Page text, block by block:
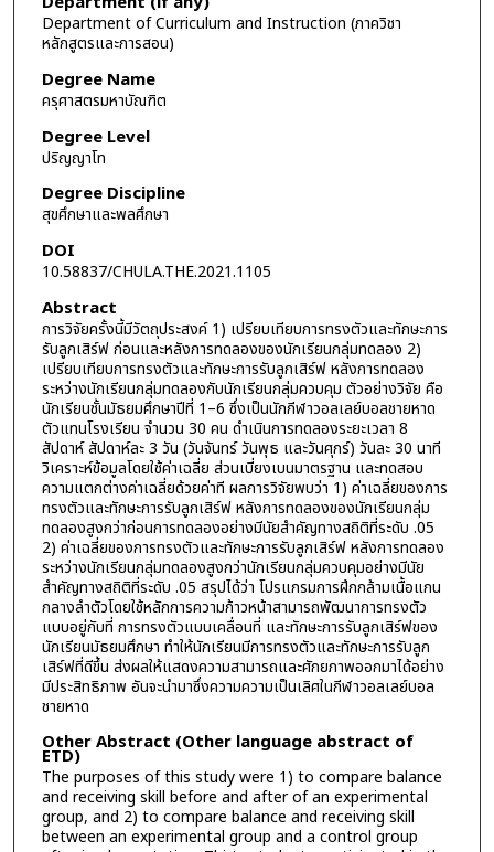
Department of Curriculum and Instruction (ภาควิชา
หลักสูตรและการสอน)
Degree Name
ครุศาสตรมหาบัณฑิต
Degree Level
ปริญญาโท
Degree Discipline
สุขศึกษาและพลศึกษา
DOI
10.58837/CHULA.THE.2021.1105
Abstract
การวิจัยครั้งนี้มีวัตถุประสงค์ 1) เปรียบเทียบการทรงตัวและทักษะการ
รับลูกเสิร์ฟ ก่อนและหลังการทดลองของนักเรียนกลุ่มทดลอง 2)
เปรียบเทียบการทรงตัวและทักษะการรับลูกเสิร์ฟ หลังการทดลอง
ระหว่างนักเรียนกลุ่มทดลองกับนักเรียนกลุ่มควบคุม ตัวอย่างวิจัย คือ
นักเรียนชั้นมัธยมศึกษาปีที่ 1–6 ซึ่งเป็นนักกีฬาวอลเลย์บอลชายหาด
ตัวแทนโรงเรียน จำนวน 30 คน ดำเนินการทดลองระยะเวลา 8
สัปดาห์ สัปดาห์ละ 3 วัน (วันจันทร์ วันพุธ และวันศุกร์) วันละ 30 นาที
วิเคราะห์ข้อมูลโดยใช้ค่าเฉลี่ย ส่วนเบี่ยงเบนมาตรฐาน และทดสอบ
ความแตกต่างค่าเฉลี่ยด้วยค่าที ผลการวิจัยพบว่า 1) ค่าเฉลี่ยของการ
ทรงตัวและทักษะการรับลูกเสิร์ฟ หลังการทดลองของนักเรียนกลุ่ม
ทดลองสูงกว่าก่อนการทดลองอย่างมีนัยสำคัญทางสถิติที่ระดับ .05
2) ค่าเฉลี่ยของการทรงตัวและทักษะการรับลูกเสิร์ฟ หลังการทดลอง
ระหว่างนักเรียนกลุ่มทดลองสูงกว่านักเรียนกลุ่มควบคุมอย่างมีนัย
สำคัญทางสถิติที่ระดับ .05 สรุปได้ว่า โปรแกรมการฝึกกล้ามเนื้อแกน
กลางลำตัวโดยใช้หลักการความก้าวหน้าสามารถพัฒนาการทรงตัว
แบบอยู่กับที่ การทรงตัวแบบเคลื่อนที่ และทักษะการรับลูกเสิร์ฟของ
นักเรียนมัธยมศึกษา ทำให้นักเรียนมีการทรงตัวและทักษะการรับลูก
เสิร์ฟที่ดีขึ้น ส่งผลให้แสดงความสามารถและศักยภาพออกมาได้อย่าง
มีประสิทธิภาพ อันจะนำมาซึ่งความความเป็นเลิศในกีฬาวอลเลย์บอล
ชายหาด
Other Abstract (Other language abstract of
ETD)
The purposes of this study were 1) to compare balance
and receiving skill before and after of an experimental
group, and 2) to compare balance and receiving skill
between an experimental group and a control group